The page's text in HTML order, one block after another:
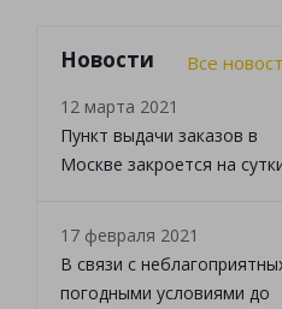
Новости Все
12 марта 2021
Пункт выдачи заказов в
Москве закроется на
17 февраля 2021
В связи с
погодными условиями до